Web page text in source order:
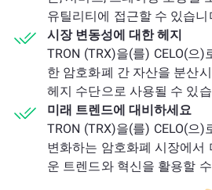
유틸리티에 접근할 수 있습니
시장 변동성에 대한 헤지
TRON (TRX)을(를) CELO(으
한 암호화폐 간 자산을 분산
헤지 수단으로 사용될 수 있
미래 트렌드에 대비하세요
TRON (TRX)을(를) CELO(으
변화하는 암호화폐 시장에서
운 트렌드와 혁신을 활용할